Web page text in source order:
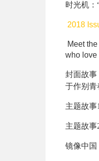
时光机：
2018
Meet
who love
封面故事
于作别青
主题故事1
主题故事
镜像中国